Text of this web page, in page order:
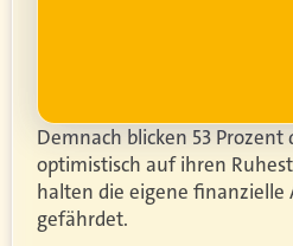
Demnach blicken 53 Prozent
optimistisch auf ihren
halten die eigene finanzielle
gefährdet.